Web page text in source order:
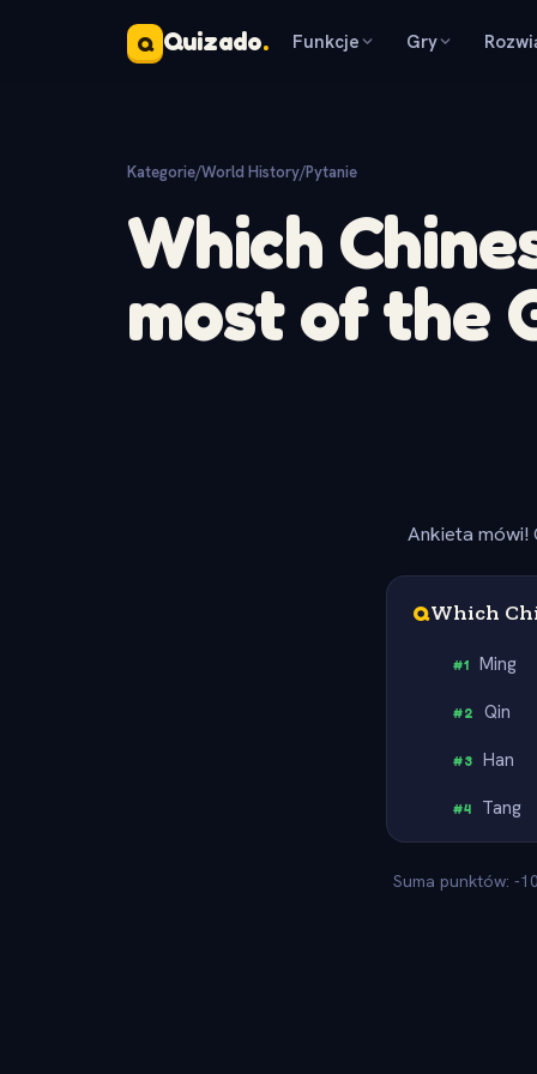
Q Quizado. Funkcje Gry
Kategorie/World History/Pytanie
Which
most of the
Ankieta mówi!
QWhich
#1 Ming
#2 Qin
#3 Han
#4 Tang
Suma punktów: -